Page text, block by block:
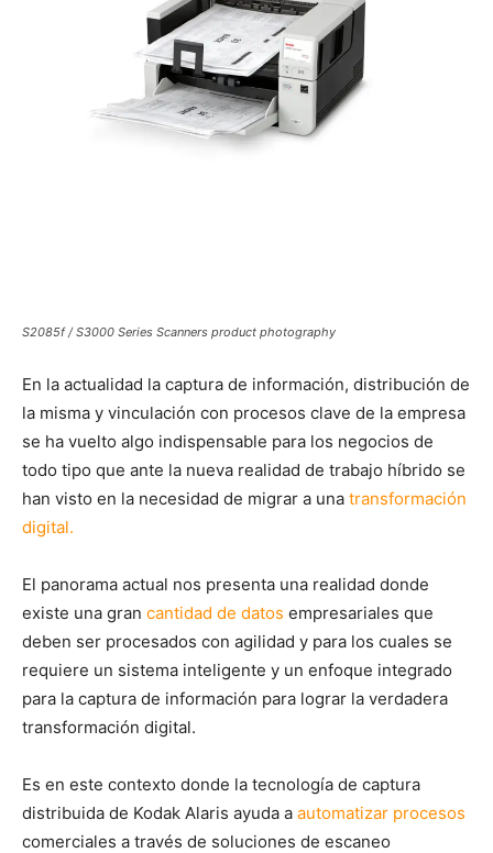
S2085f / S3000 Series Scanners product photography
En la actualidad la captura de información, distribución de
la misma y vinculación con procesos clave de la empresa
se ha vuelto algo indispensable para los negocios de
todo tipo que ante la nueva realidad de trabajo híbrido se
han visto en la necesidad de migrar a una transformación
digital.
El panorama actual nos presenta una realidad donde
existe una gran cantidad de datos empresariales que
deben ser procesados con agilidad y para los cuales se
requiere un sistema inteligente y un enfoque integrado
para la captura de información para lograr la verdadera
transformación digital.
Es en este contexto donde la tecnología de captura
distribuida de Kodak Alaris ayuda a automatizar procesos
comerciales a través de soluciones de escaneo